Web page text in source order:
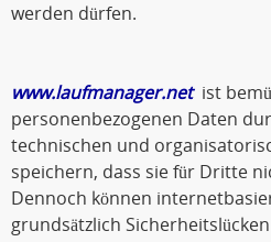
werden dürfen.
www.laufmanager.netist
personenbezogenen Daten
technischen und
speichern, dass sie für Dritte
Dennoch können
grundsätzlich